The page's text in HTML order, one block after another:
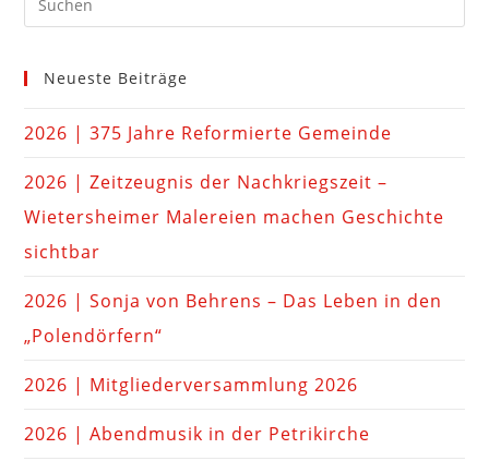
Neueste Beiträge
2026 | 375 Jahre Reformierte Gemeinde
2026 | Zeitzeugnis der Nachkriegszeit –
Wietersheimer Malereien machen Geschichte
sichtbar
2026 | Sonja von Behrens – Das Leben in den
„Polendörfern“
2026 | Mitgliederversammlung 2026
2026 | Abendmusik in der Petrikirche